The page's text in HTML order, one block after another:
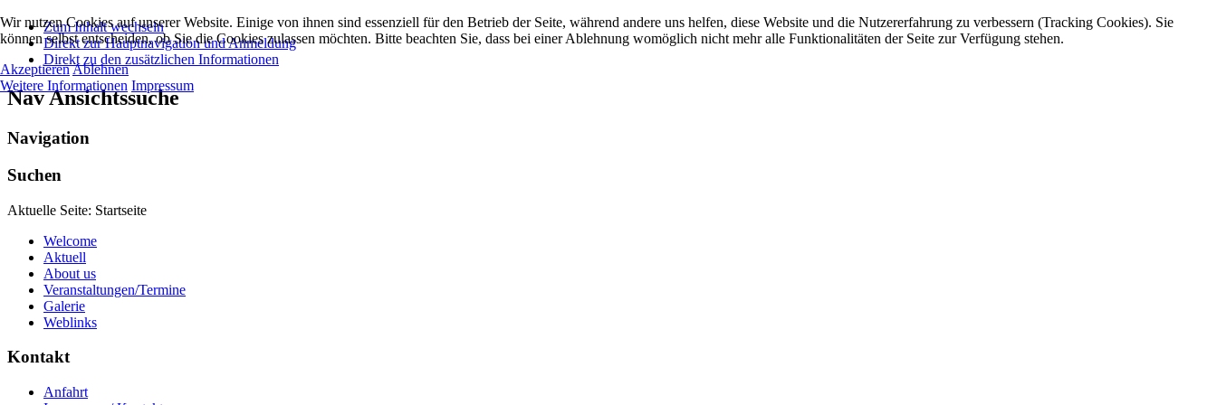
Zum Inhalt wechseln
Direkt zur Hauptnavigation und Anmeldung
Direkt zu den zusätzlichen Informationen
Nav Ansichtssuche
Navigation
Suchen
Aktuelle Seite: Startseite
Welcome
Aktuell
About us
Veranstaltungen/Termine
Galerie
Weblinks
Kontakt
Anfahrt
Wir nutzen Cookies auf unserer Website. Einige von ihnen sind essenziell für den Betrieb der Seite, während andere uns helfen, diese Website und die Nutzererfahrung zu verbessern (Tracking Cookies). Sie
können selbst entscheiden, ob Sie die Cookies zulassen möchten. Bitte beachten Sie, dass bei einer Ablehnung womöglich nicht mehr alle Funktionalitäten der Seite zur Verfügung stehen.
AkzeptierenAblehnen
Weitere Informationen Impressum